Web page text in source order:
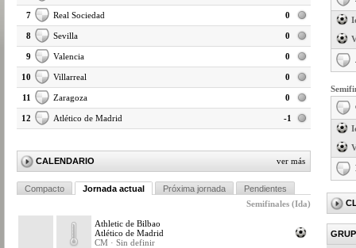
7 Real Sociedad 0
8 Sevilla 0
9 Valencia 0
10 Villarreal 0
11 Zaragoza 0
12 Atlético de Madrid -1
CALENDARIO ver más
Compacto Jornada actual Próxima jornada
Pendientes
Semifinales (Ida)
Athletic de Bilbao
Atlético de Madrid
CM · Sin definir